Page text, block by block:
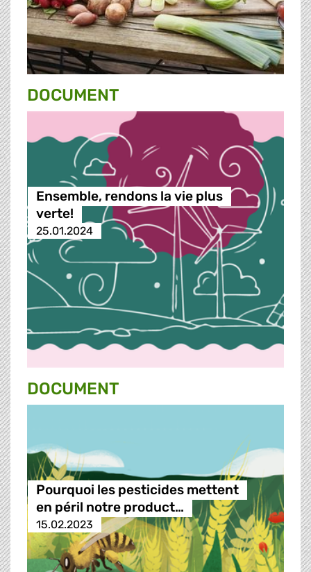
DOCUMENT
Ensemble, rendons la vie plus
verte!
25.01.2024
DOCUMENT
Pourquoi les pesticides mettent
en péril notre product…
15.02.2023